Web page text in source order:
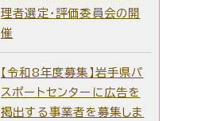
理者選定・評価委員会の開
催
【令和8年度募集】岩手県パ
スポートセンターに広告を
掲出する事業者を募集しま